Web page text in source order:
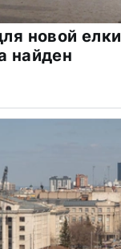
новой елки
найден